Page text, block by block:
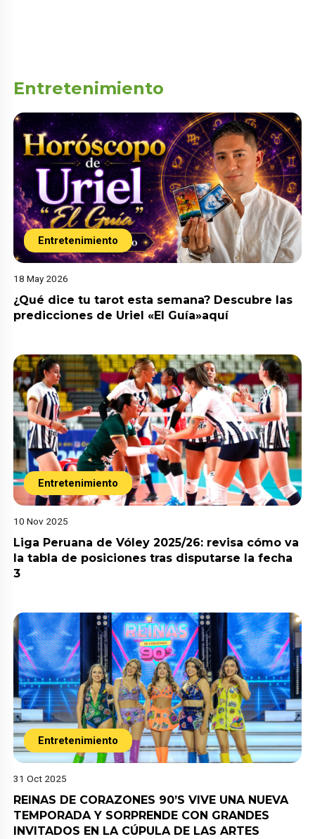
Entretenimiento
Entretenimiento
18 May 2026
¿Qué dice tu tarot esta semana? Descubre las
predicciones de Uriel «El Guía»aquí
Entretenimiento
10 Nov 2025
Liga Peruana de Vóley 2025/26: revisa cómo va
la tabla de posiciones tras disputarse la fecha
3
Entretenimiento
31 Oct 2025
REINAS DE CORAZONES 90’S VIVE UNA NUEVA
TEMPORADA Y SORPRENDE CON GRANDES
INVITADOS EN LA CÚPULA DE LAS ARTES